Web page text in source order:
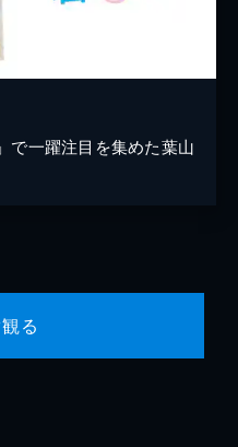
で一躍注目を集めた葉山
る